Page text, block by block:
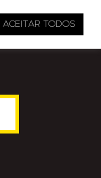
ACEITAR TODOS